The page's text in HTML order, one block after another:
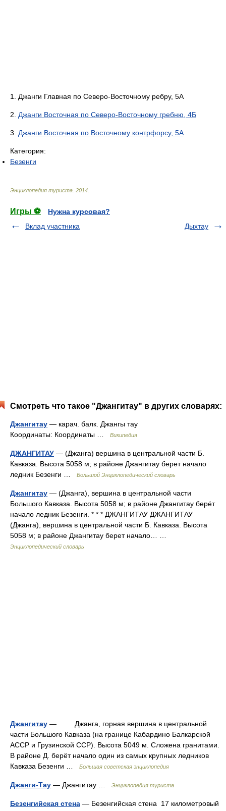
1. Джанги Главная по Северо-Восточному ребру, 5А
2. Джанги Восточная по Северо-Восточному гребню, 4Б
3. Джанги Восточная по Восточному контрфорсу, 5А
Категория:
Безенги
Энциклопедия туриста 2014
Игры ⚽
Нужна курсовая?
Вклад участника
Дыхтау
Смотреть что такое "Джангитау" в других словарях:
Джангитау — карач. балк. Джангы тау
Координаты: Координаты …
Википедия
ДЖАНГИТАУ — (Джанга) вершина в центральной части Б.
Кавказа. Высота 5058 м; в районе Джангитау берет начало
ледник Безенги …
Большой Энциклопедический словарь
Джангитау — (Джанга), вершина в центральной части
Большого Кавказа. Высота 5058 м; в районе Джангитау берёт
начало ледник Безенги. * * * ДЖАНГИТАУ ДЖАНГИТАУ
(Джанга), вершина в центральной части Б. Кавказа. Высота
5058 м; в районе Джангитау берет начало… …
Энциклопедический словарь
Джангитау — Джанга, горная вершина в центральной
части Большого Кавказа (на границе Кабардино Балкарской
АССР и Грузинской ССР). Высота 5049 м. Сложена гранитами.
В районе Д. берёт начало один из самых крупных ледников
Кавказа Безенги …
Большая советская энциклопедия
Джанги-Тау — Джангитау … Энциклопедия туриста
Безенгийская стена — Безенгийская стена 17 километровый